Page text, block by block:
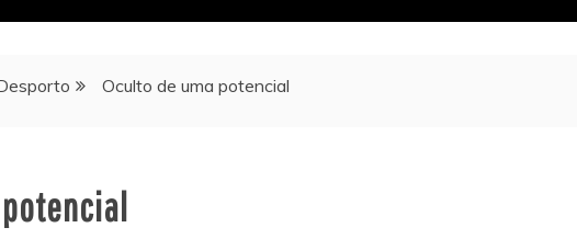
Oculto de uma potencial